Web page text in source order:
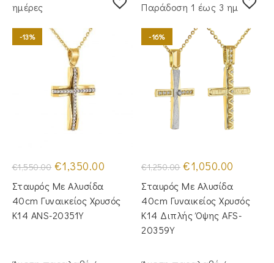
ημέρες
-13%
€1,550.00 Original
price
was:
€1,550.00.
€1,350.00 τρέχουσα
€1,350.00.
Σταυρός Με Αλυσίδα
40cm Γυναικείος Χρυσός
Κ14 ANS-20351Y
Παράδoση 1 έως 3 ημέρες
-16%
€1,250.00 Original
price
was:
€1,250.00.
€1,050.00
είναι:
€1,050.00.
Σταυρός Με Αλυσίδα
40cm Γυναικείος Χρυσός
Κ14 Διπλής Όψης AFS-
20359Y